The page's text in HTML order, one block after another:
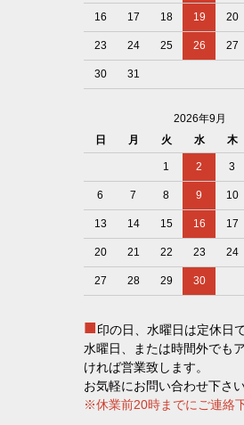
16 17 18 19 20
23 24 25 26 27
30 31
2026年9月
日
月 火 水 木
1 2 3
6 7 8 9 10
13 14 15 16 17
20 21 22 23 24
27 28 29 30
■印の日、水曜日は定休日で
水曜日、または時間外でも
ければ営業致します。
お気軽にお問い合わせ下さい
※休業前20時までにご連絡下